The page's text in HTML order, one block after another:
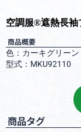
空調服®︎遮熱長袖
商品概要
色：カーキグリ
型式：MKU92110
商品タグ